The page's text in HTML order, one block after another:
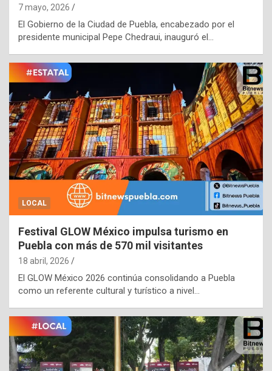
7 mayo, 2026
El Gobierno de la Ciudad de Puebla, encabezado por el
presidente municipal Pepe Chedraui, inauguró el…
LOCAL
Festival GLOW México impulsa turismo en
Puebla con más de 570 mil visitantes
18 abril, 2026
El GLOW México 2026 continúa consolidando a Puebla
como un referente cultural y turístico a nivel…